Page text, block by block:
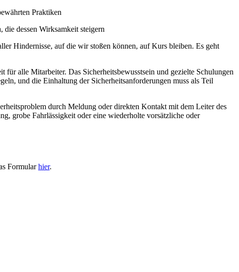
Praktiken
die dessen Wirksamkeit steigern
Hindernisse, auf die wir stoßen können, auf Kurs bleiben. Es geht
alle Mitarbeiter. Das Sicherheitsbewusstsein und gezielte Schulungen
und die Einhaltung der Sicherheitsanforderungen muss als Teil
durch Meldung oder direkten Kontakt mit dem Leiter des
grobe Fahrlässigkeit oder eine wiederholte vorsätzliche oder
Formularhier.